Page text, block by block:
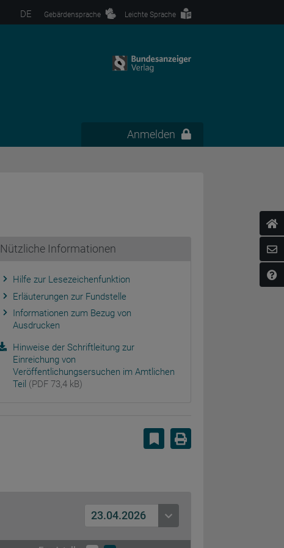
DE Gebärdensprache Leichte Sprache
Anmelden
Nützliche Informationen
Hilfe zur Lesezeichenfunktion
Erläuterungen zur Fundstelle
Informationen zum Bezug von
Ausdrucken
Hinweise der Schriftleitung zur
Einreichung von
Veröffentlichungsersuchen im Amtlichen
Teil (PDF 73,4 kB)
Lesezeichen setzen
Drucken
23.04.2026